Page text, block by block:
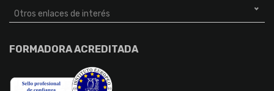
Otros enlaces de interés
FORMADORA ACREDITADA